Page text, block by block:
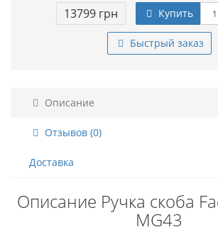
13799 грн Купить
Быстрый заказ
Описание
Отзывов (0)
Доставка
Описание Ручка скоба
MG43